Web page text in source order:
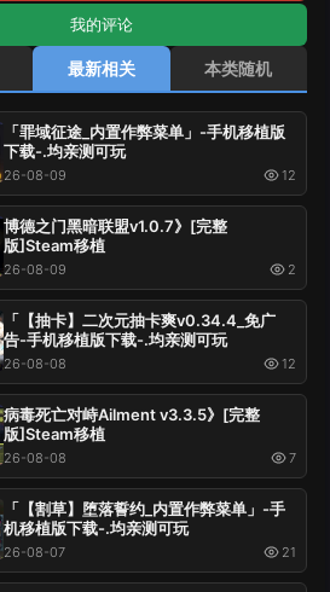
我的评论
最新相关 本类随机
「罪域征途_内置作弊菜单」-手机移植版
下载-.均亲测可玩
26-08-09 12
博德之门黑暗联盟v1.0.7》[完整
版]Steam移植
26-08-09 2
「【抽卡】二次元抽卡爽v0.34.4_免广
告-手机移植版下载-.均亲测可玩
26-08-08 12
病毒死亡对峙Ailment v3.3.5》[完整
版]Steam移植
26-08-08 7
「【割草】堕落誓约_内置作弊菜单」-手
机移植版下载-.均亲测可玩
26-08-07 21